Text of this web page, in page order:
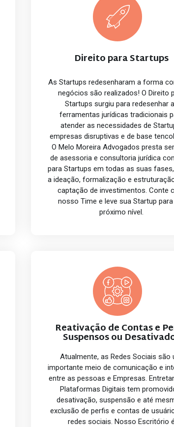
Direito para Startups
As Startups redesenharam a forma
negócios são realizados! O Direito
Startups surgiu para redesenhar
ferramentas jurídicas tradicionais
atender as necessidades de
empresas disruptivas e de base
O Melo Moreira Advogados presta
de asessoria e consultoria jurídica
para Startups em todas as suas
a ideação, formalização e
captação de investimentos. Conte
nosso Time e leve sua Startup
próximo nível.
Reativação de Contas e
Suspensos ou
Atualmente, as Redes Sociais são
importante meio de comunicação e
entre as pessoas e Empresas.
Plataformas Digitais tem
desativação, suspensão e até
exclusão de perfis e contas de
redes sociais. Nosso Escritório é